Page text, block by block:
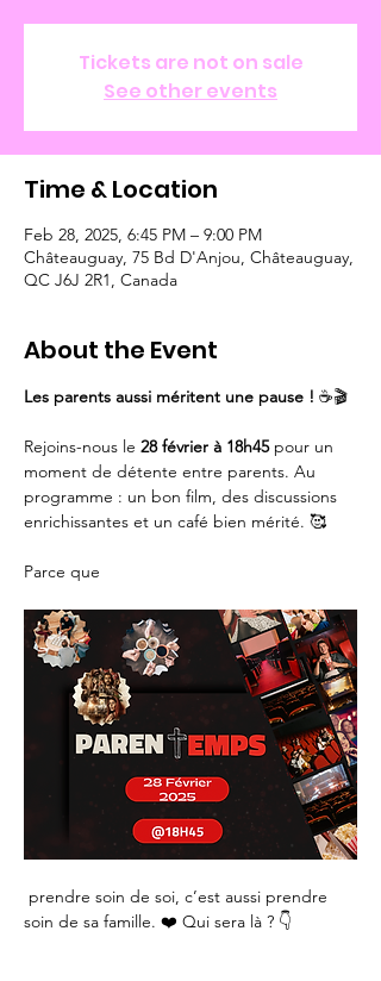
Tickets are not on sale
See other events
Time & Location
Feb 28, 2025, 6:45 PM – 9:00 PM
Châteauguay, 75 Bd D'Anjou, Châteauguay,
QC J6J 2R1, Canada
About the Event
Les parents aussi méritent une pause ! ☕🎬
Rejoins-nous le 28 février à 18h45 pour un
moment de détente entre parents. Au
programme : un bon film, des discussions
enrichissantes et un café bien mérité. 🥰
Parce que
soin de sa famille. ❤️ Qui sera là ? 👇